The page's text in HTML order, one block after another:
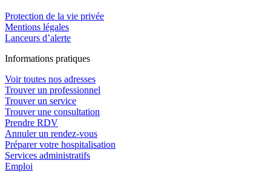
Protection de la vie privée
Mentions légales
Lanceurs d’alerte
Informations pratiques
Voir toutes nos adresses
Trouver un professionnel
Trouver un service
Trouver une consultation
Prendre RDV
Annuler un rendez-vous
Préparer votre hospitalisation
Services administratifs
Emploi​